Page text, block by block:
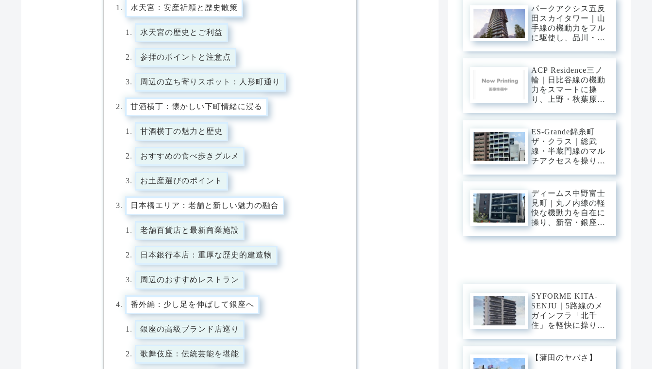
水天宮：安産祈願と歴史散策
水天宮の歴史とご利益
参拝のポイントと注意点
周辺の立ち寄りスポット：人形町通り
甘酒横丁：懐かしい下町情緒に浸る
甘酒横丁の魅力と歴史
おすすめの食べ歩きグルメ
お土産選びのポイント
日本橋エリア：老舗と新しい魅力の融合
老舗百貨店と最新商業施設
日本銀行本店：重厚な歴史的建造物
周辺のおすすめレストラン
番外編：少し足を伸ばして銀座へ
銀座の高級ブランド店巡り
歌舞伎座：伝統芸能を堪能
線。下町の粋と隅田
川の静穏に還る、洗
練のアーバン・ベー
ス。
パークアクシス五反
田スカイタワー｜山
手線の機動力をフル
に駆使し、品川・渋
黒川のほとりに輝
く、タワーの解放感
と静穏を纏うプレミ
アム・ベース。
ACP Residence三ノ
輪｜日比谷線の機動
力をスマートに操
り、上野・秋葉原・
三ノ輪の「味わい深
い情緒」を普段使い
にし、静穏な私域に
寛ぐアーバン・ベー
ス。
ES-Grande錦糸町
ザ・クラス｜総武
線・半蔵門線のマル
チアクセスを操り、
へ一直線。錦糸町の
「先進インフラ」を
普段使いにし、静穏
な私域に寛ぐアーバ
ン・ベース。
ディームス中野富士
見町｜丸ノ内線の軽
快な機動力を自在に
操り、新宿・銀座・
野・弥生町の「静穏
SYFORME KITA-
SENJU｜5路線のメ
ガインフラ「北千
住」を軽快に操り、
野へダイレクト。駅
前の圧倒的な躍動
と、分譲仕様の「洗
【蒲田のヤバさ】